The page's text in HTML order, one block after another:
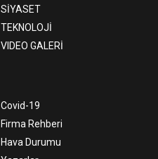
SİYASET
TEKNOLOJİ
VIDEO GALERİ
Covid-19
Firma Rehberi
Hava Durumu